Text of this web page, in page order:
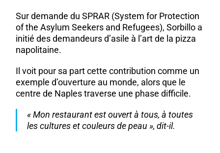
Sur demande du SPRAR (System for Protection
of the Asylum Seekers and Refugees), Sorbillo a
initié des demandeurs d’asile à l’art de la pizza
napolitaine.
Il voit pour sa part cette contribution comme un
exemple d’ouverture au monde, alors que le
centre de Naples traverse une phase difficile.
« Mon restaurant est ouvert à tous, à toutes
les cultures et couleurs de peau », dit-il.